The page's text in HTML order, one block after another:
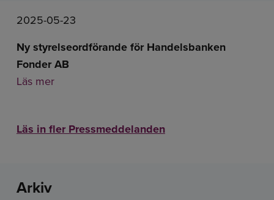
Ny styrelseordförande för Handelsbanken
Fonder AB
Läs mer
2025-05-23
Läs in fler Pressmeddelanden
Arkiv